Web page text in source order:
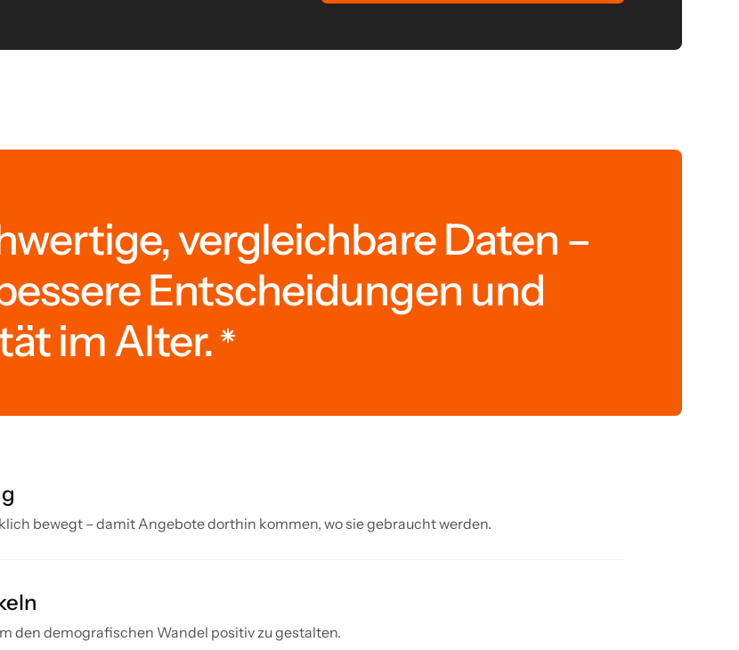
vergleichbare Daten –
Entscheidungen und
im Alter.
bewegt – damit Angebote dorthin kommen, wo sie gebraucht werden.
den demografischen Wandel positiv zu gestalten.